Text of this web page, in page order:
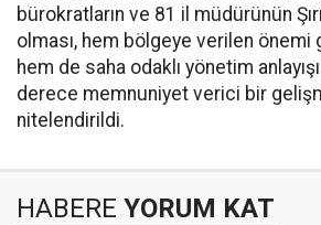
bürokratların ve 81 il müdürünün
olması, hem bölgeye verilen önemi
hem de saha odaklı yönetim
derece memnuniyet verici bir
nitelendirildi.
HABERE YORUM KAT